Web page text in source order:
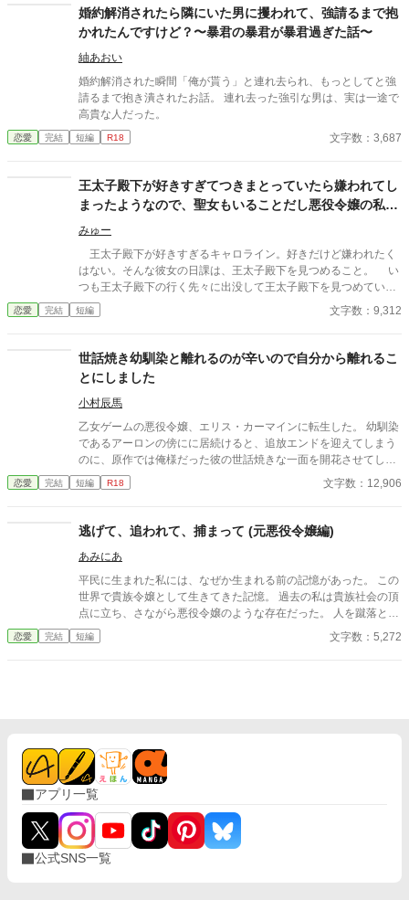
のお見合いが決まったって聞いたんだが、本当なのか？」」 ど
う尋ねる兄の真意は……
婚約解消されたら隣にいた男に攫われて、強請るまで抱
かれたんですけど？〜暴君の暴君が暴君過ぎた話〜
紬あおい
婚約解消された瞬間「俺が貰う」と連れ去られ、もっとしてと強
請るまで抱き潰されたお話。 連れ去った強引な男は、実は一途で
高貴な人だった。
恋愛 完結 短編 R18 文字数：3,687
王太子殿下が好きすぎてつきまとっていたら嫌われてし
まったようなので、聖女もいることだし悪役令嬢の私は
退散することにしました。
みゅー
王太子殿下が好きすぎるキャロライン。好きだけど嫌われたく
はない。そんな彼女の日課は、王太子殿下を見つめること。 い
つも王太子殿下の行く先々に出没して王太子殿下を見つめていた
が、ついにそんな生活が終わるときが来る。 聖女が現れたの
だ。そして、さらにショックなことに、自分が乙女ゲームの世界
殿下に嫌われたくはないキャロラインは、王太子殿下の前から姿
を消すことにした。そんなお話です。 ちょっと切ないお話で
す。
恋愛 完結 短編 文字数：9,312
世話焼き幼馴染と離れるのが辛いので自分から離れるこ
とにしました
小村辰馬
乙女ゲームの悪役令嬢、エリス・カーマインに転生した。 幼馴染
であるアーロンの傍にに居続けると、追放エンドを迎えてしまう
のに、原作では俺様だった彼の世話焼きな一面を開花させてしま
い、居心地の良い彼のそばを離れるのが辛くなってしまう。 なら
ば彼の代わりに男友達を作ろうと画策するがーー
恋愛 完結 短編 R18 文字数：12,906
逃げて、追われて、捕まって (元悪役令嬢編)
あみにあ
平民に生まれた私には、なぜか生まれる前の記憶があった。 この
世界で貴族令嬢として生きてきた記憶。 過去の私は貴族社会の頂
点に立ち、さながら悪役令嬢のような存在だった。 人を蹴落と
し、気に食わない女を断罪し、今思えばひどい令嬢だったと思う
わ。 だから今度は平民としての幸せをつかみたい、そう願ってい
恋愛 完結 短編 文字数：5,272
アプリ一覧
公式SNS一覧